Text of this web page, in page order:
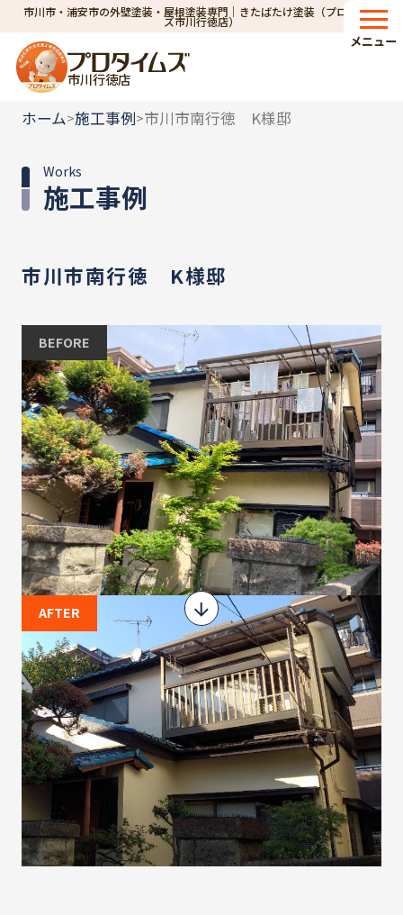
市川市・浦安市の外壁塗装・屋根塗装専門｜きたばたけ塗装（プロタイム
ズ市川行徳店）
市川行徳店
メニュー
ホーム>施工事例>市川市南行徳 K様邸
施工事例
Works
市川市南行徳 K様邸
BEFORE
AFTER